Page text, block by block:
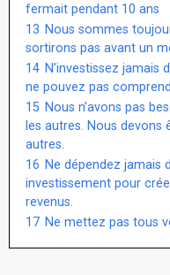
fermait pendant 10 ans
13 Nous sommes
sortirons pas avant un
14 N’investissez jamais
ne pouvez pas
15 Nous n’avons pas
les autres. Nous devons
autres.
16 Ne dépendez jamais
investissement pour
revenus.
17 Ne mettez pas tous